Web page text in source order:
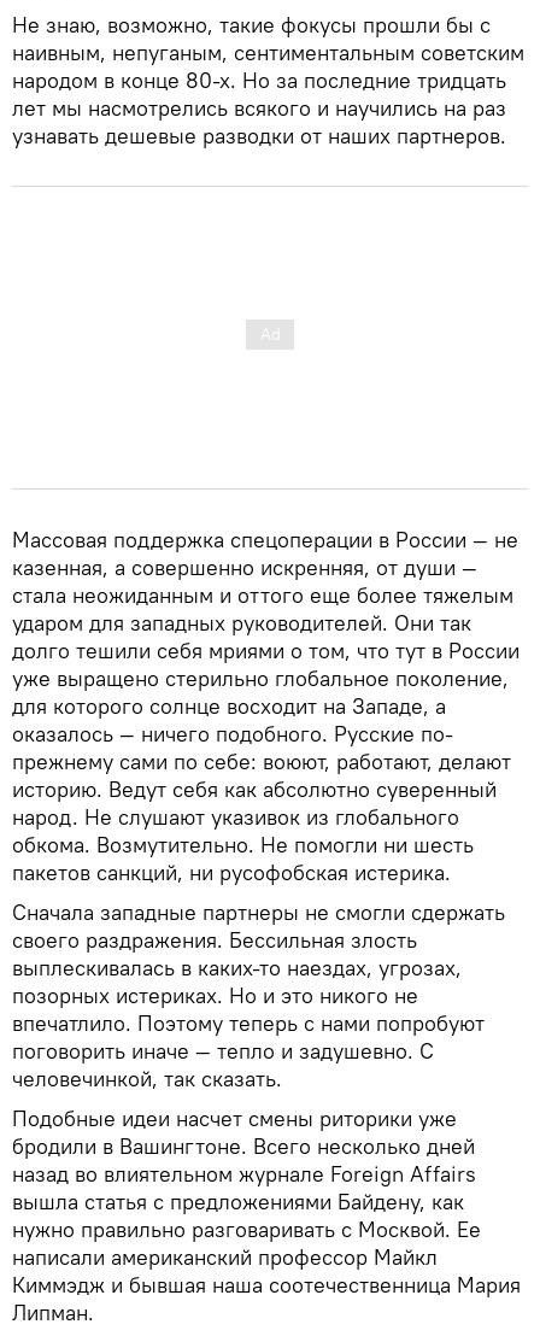
Не знаю, возможно, такие фокусы прошли бы с
наивным, непуганым, сентиментальным советским
народом в конце 80-х. Но за последние тридцать
лет мы насмотрелись всякого и научились на раз
узнавать дешевые разводки от наших партнеров.
Массовая поддержка спецоперации в России — не
казенная, а совершенно искренняя, от души —
стала неожиданным и оттого еще более тяжелым
ударом для западных руководителей. Они так
долго тешили себя мриями о том, что тут в России
уже выращено стерильно глобальное поколение,
для которого солнце восходит на Западе, а
оказалось — ничего подобного. Русские по-
прежнему сами по себе: воюют, работают, делают
историю. Ведут себя как абсолютно суверенный
народ. Не слушают указивок из глобального
обкома. Возмутительно. Не помогли ни шесть
пакетов санкций, ни русофобская истерика.
Сначала западные партнеры не смогли сдержать
своего раздражения. Бессильная злость
выплескивалась в каких-то наездах, угрозах,
позорных истериках. Но и это никого не
впечатлило. Поэтому теперь с нами попробуют
поговорить иначе — тепло и задушевно. С
человечинкой, так сказать.
Подобные идеи насчет смены риторики уже
бродили в Вашингтоне. Всего несколько дней
назад во влиятельном журнале Foreign Affairs
вышла статья с предложениями Байдену, как
нужно правильно разговаривать с Москвой. Ее
написали американский профессор Майкл
Киммэдж и бывшая наша соотечественница Мария
Липман.